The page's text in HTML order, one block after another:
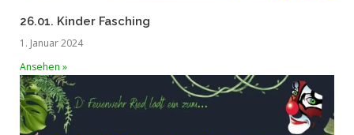
26.01. Kinder Fasching
1. Januar 2024
Ansehen »